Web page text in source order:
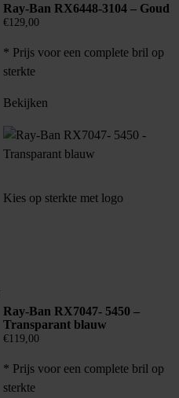
Ray-Ban RX6448-3104 – Goud
€129,00
* Prijs voor een complete bril op
sterkte
Bekijken
Kies op sterkte met logo
Ray-Ban RX7047- 5450 –
Transparant blauw
€119,00
* Prijs voor een complete bril op
sterkte